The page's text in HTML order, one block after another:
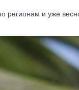
регионам и уже